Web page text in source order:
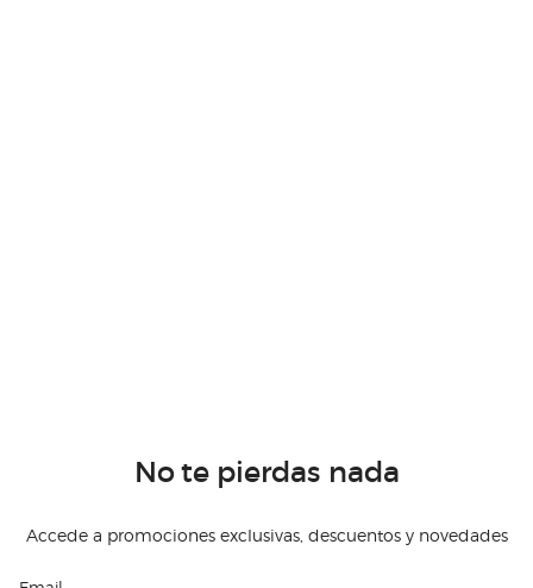
No te pierdas nada
Accede a promociones exclusivas, descuentos y novedades